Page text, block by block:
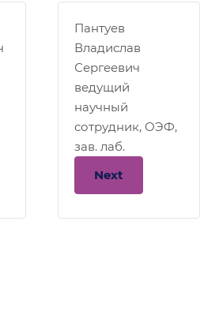
Пантуев
Владислав
Сергеевич
ведущий
научный
сотрудник, ОЭФ,
зав. лаб.
Next